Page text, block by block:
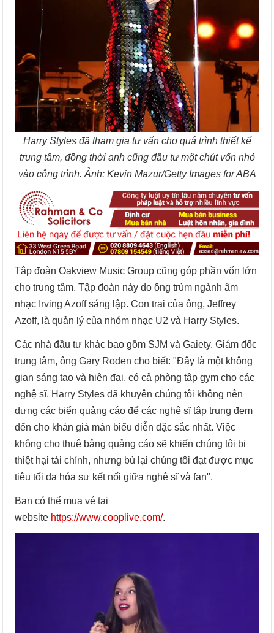
Harry Styles đã tham gia tư vấn cho quá trình thiết kế
trung tâm, đồng thời anh cũng đầu tư một chút vốn nhỏ
vào công trình. Ảnh: Kevin Mazur/Getty Images for ABA
Tập đoàn Oakview Music Group cũng góp phần vốn lớn
cho trung tâm. Tập đoàn này do ông trùm ngành âm
nhạc Irving Azoff sáng lập. Con trai của ông, Jeffrey
Azoff, là quản lý của nhóm nhạc U2 và Harry Styles.
Các nhà đầu tư khác bao gồm SJM và Gaiety. Giám đốc
trung tâm, ông Gary Roden cho biết: "Đây là một không
gian sáng tạo và hiện đại, có cả phòng tập gym cho các
nghệ sĩ. Harry Styles đã khuyên chúng tôi không nên
dựng các biển quảng cáo để các nghệ sĩ tập trung đem
đến cho khán giả màn biểu diễn đặc sắc nhất. Việc
không cho thuê bảng quảng cáo sẽ khiến chúng tôi bị
thiệt hại tài chính, nhưng bù lại chúng tôi đạt được mục
tiêu tối đa hóa sự kết nối giữa nghệ sĩ và fan".
Bạn có thể mua vé tại
website https://www.cooplive.com/.